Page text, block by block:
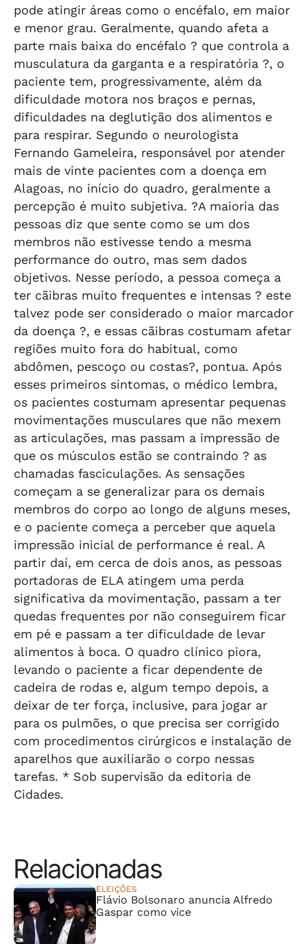
pode atingir áreas como o encéfalo, em maior
e menor grau. Geralmente, quando afeta a
parte mais baixa do encéfalo ? que controla a
musculatura da garganta e a respiratória ?, o
paciente tem, progressivamente, além da
dificuldade motora nos braços e pernas,
dificuldades na deglutição dos alimentos e
para respirar. Segundo o neurologista
Fernando Gameleira, responsável por atender
mais de vinte pacientes com a doença em
Alagoas, no início do quadro, geralmente a
percepção é muito subjetiva. ?A maioria das
pessoas diz que sente como se um dos
membros não estivesse tendo a mesma
performance do outro, mas sem dados
objetivos. Nesse período, a pessoa começa a
ter cãibras muito frequentes e intensas ? este
talvez pode ser considerado o maior marcador
da doença ?, e essas cãibras costumam afetar
regiões muito fora do habitual, como
abdômen, pescoço ou costas?, pontua. Após
esses primeiros sintomas, o médico lembra,
os pacientes costumam apresentar pequenas
movimentações musculares que não mexem
as articulações, mas passam a impressão de
que os músculos estão se contraindo ? as
chamadas fasciculações. As sensações
começam a se generalizar para os demais
membros do corpo ao longo de alguns meses,
e o paciente começa a perceber que aquela
impressão inicial de performance é real. A
partir daí, em cerca de dois anos, as pessoas
portadoras de ELA atingem uma perda
significativa da movimentação, passam a ter
quedas frequentes por não conseguirem ficar
em pé e passam a ter dificuldade de levar
alimentos à boca. O quadro clínico piora,
levando o paciente a ficar dependente de
cadeira de rodas e, algum tempo depois, a
deixar de ter força, inclusive, para jogar ar
para os pulmões, o que precisa ser corrigido
com procedimentos cirúrgicos e instalação de
aparelhos que auxiliarão o corpo nessas
tarefas. * Sob supervisão da editoria de
Cidades.
Relacionadas
ELEIÇÕES
Flávio Bolsonaro anuncia Alfredo
Gaspar como vice